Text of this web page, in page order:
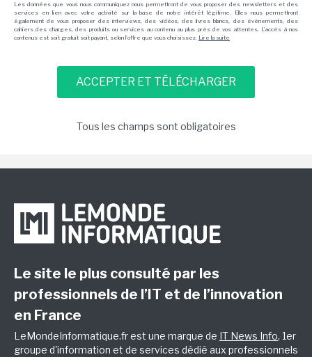
Les données que vous nous communiquez nous permettront de vous proposer des newsletters et des
services en lien avec votre activité sur la base de notre intérêt légitime. Elles nous permettront
également de vous proposer des interviews, des vidéos, des livres blancs, des événements, des
cahiers des charges, des produits ou services au contenu au plus près de vos attentes. L'accès à nos
contenus est soit gratuit soit payant, selon l'offre que vous choisissez. Lire la suite
Tous les champs sont obligatoires
Le site le plus consulté par les
professionnels de l’IT et de l’innovation
en France
LeMondeInformatique.fr est une marque de IT News Info, 1er
groupe d'information et de services dédié aux professionnels